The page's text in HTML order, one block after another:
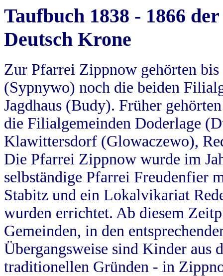
Taufbuch 1838 - 1866
Deutsch Krone
Zur Pfarrei Zippnow gehörten
(Sypnywo) noch die beiden
Jagdhaus (Budy). Früher
die Filialgemeinden Doderlage
Klawittersdorf (Glowaczewo),
Die Pfarrei Zippnow wurde im
selbständige Pfarrei Freudenfier
Stabitz und ein Lokalvikariat
wurden errichtet. Ab diesem
Gemeinden, in den
Übergangsweise sind Kinder aus
traditionellen Gründen - in